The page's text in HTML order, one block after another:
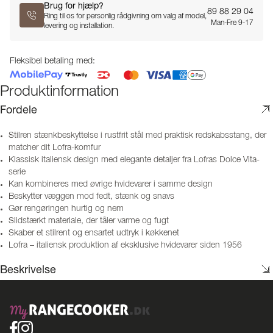
Brug for hjælp?
Ring til os for personlig rådgivning om valg af model,
levering og installation.
89 88 29 04
Man-Fre 9-17
Fleksibel betaling med:
Produktinformation
Fordele
Stilren stænkbeskyttelse i rustfrit stål med praktisk redskabsstang, der
matcher dit Lofra-komfur
Klassisk italiensk design med elegante detaljer fra Lofras Dolce Vita-
serie
Kan kombineres med øvrige hvidevarer i samme design
Beskytter væggen mod fedt, stænk og snavs
Gør rengøringen hurtig og nem
Slidstærkt materiale, der tåler varme og fugt
Skaber et stilrent og ensartet udtryk i køkkenet
Lofra – italiensk produktion af eksklusive hvidevarer siden 1956
Beskrivelse